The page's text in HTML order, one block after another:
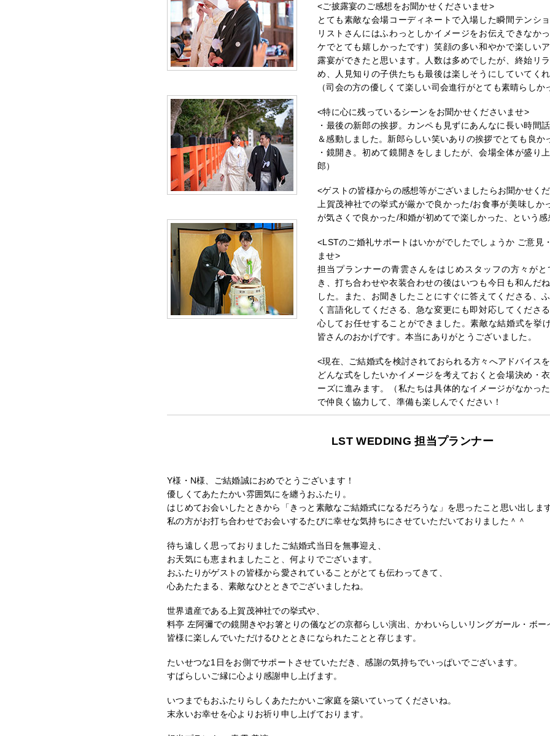
<ご披露宴のご感想をお聞かせくださいませ>
とても素敵な会場コーディネートで入場した瞬間テンシ
リストさんにはふわっとしかイメージをお伝えできなか
ケでとても嬉しかったです）笑顔の多い和やかで楽しい
露宴ができたと思います。人数は多めでしたが、終始リ
め、人見知りの子供たちも最後は楽しそうにしていてく
（司会の方の優しくて楽しい司会進行がとても素晴らしか
<特に心に残っているシーンをお聞かせくださいませ>
・最後の新郎の挨拶。カンペも見ずにあんなに長い時間
＆感動しました。新郎らしい笑いありの挨拶でとても良か
・鏡開き。初めて鏡開きをしましたが、会場全体が盛り
郎）
<ゲストの皆様からの感想等がございましたらお聞かせく
上賀茂神社での挙式が厳かで良かった/お食事が美味しか
が気さくで良かった/和婚が初めてで楽しかった、という感
<LSTのご婚礼サポートはいかがでしたでしょうか ご意見
ませ>
担当プランナーの青雲さんをはじめスタッフの方々が
き、打ち合わせや衣装合わせの後はいつも今日も和んだ
した。また、お聞きしたことにすぐに答えてくださる、
く言語化してくださる、急な変更にも即対応してくださ
心してお任せすることができました。素敵な結婚式を挙
皆さんのおかげです。本当にありがとうございました。
<現在、ご結婚式を検討されておられる方々へアドバイス
どんな式をしたいかイメージを考えておくと会場決め・
ーズに進みます。（私たちは具体的なイメージがなかっ
で仲良く協力して、準備も楽しんでください！
LST WEDDING 担当プランナー
Y様・N様、ご結婚誠におめでとうございます！
優しくてあたたかい雰囲気にを纏うおふたり。
はじめてお会いしたときから「きっと素敵なご結婚式になるだろうな」を思ったこと思い出します
私の方がお打ち合わせでお会いするたびに幸せな気持ちにさせていただいておりました＾＾
待ち遠しく思っておりましたご結婚式当日を無事迎え、
お天気にも恵まれましたこと、何よりでございます。
おふたりがゲストの皆様から愛されていることがとても伝わってきて、
心あたたまる、素敵なひとときでございましたね。
世界遺産である上賀茂神社での挙式や、
料亭 左阿彌での鏡開きやお箸とりの儀などの京都らしい演出、かわいらしいリングガール・ボー
皆様に楽しんでいただけるひとときになられたことと存じます。
たいせつな1日をお側でサポートさせていただき、感謝の気持ちでいっぱいでございます。
すばらしいご縁に心より感謝申し上げます。
いつまでもおふたりらしくあたたかいご家庭を築いていってくださいね。
末永いお幸せを心よりお祈り申し上げております。